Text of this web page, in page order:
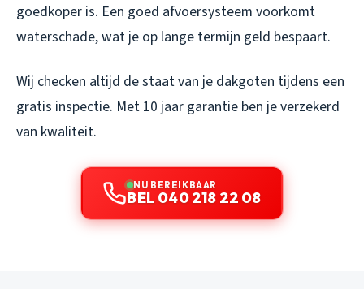
goedkoper is. Een goed afvoersysteem voorkomt
waterschade, wat je op lange termijn geld bespaart.
Wij checken altijd de staat van je dakgoten tijdens een
gratis inspectie. Met 10 jaar garantie ben je verzekerd
van kwaliteit.
NU BEREIKBAAR
BEL 040 218 22 08